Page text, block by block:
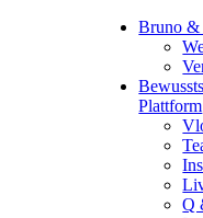
Bruno
Plattform
Q